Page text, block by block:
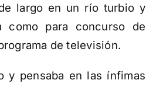
largo en un río turbio y
como para concurso de
de televisión.
y pensaba en las ínfimas